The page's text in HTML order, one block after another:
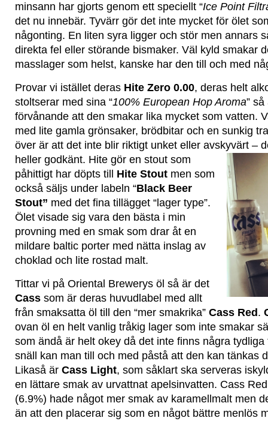
minsann har gjorts genom ett speciellt “Ice Point
det nu innebär. Tyvärr gör det inte mycket för ölet
någonting. En liten syra ligger och stör men annars
direkta fel eller störande bismaker. Väl kyld smakar
masslager som helst, kanske har den till och med
Provar vi istället deras Hite Zero 0.00, deras helt
stoltserar med sina “100% European Hop Aroma”
förvånande att den smakar lika mycket som vatten.
med lite gamla grönsaker, brödbitar och en sunkig
över är att det inte blir riktigt unket eller avskyvärt –
heller godkänt. Hite gör en stout som
påhittigt har döpts till Hite Stout men som
också säljs under labeln “Black Beer
Stout” med det fina tillägget “lager type”.
Ölet visade sig vara den bästa i min
provning med en smak som drar åt en
mildare baltic porter med nätta inslag av
choklad och lite rostad malt.
Tittar vi på Oriental Brewerys öl så är det
Cass som är deras huvudlabel med allt
från smaksatta öl till den “mer smakrika” Cass Red .
ovan öl en helt vanlig tråkig lager som inte smakar
som ändå är helt okey då det inte finns några
snäll kan man till och med påstå att den kan tänkas
Likaså är Cass Light, som såklart ska serveras
en lättare smak av urvattnat apelsinvatten. Cass
(6.9%) hade något mer smak av karamellmalt men
än att den placerar sig som en något bättre menlös